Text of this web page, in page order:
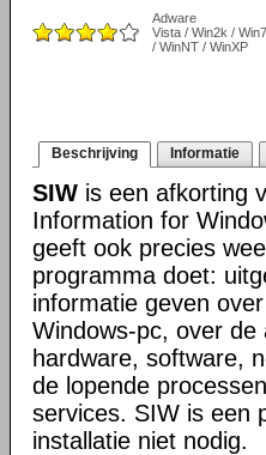
Adware
Vista / Win2k /
/ WinNT / WinXP
Beschrijving Informatie
SIW is een afkorting
Information for
geeft ook precies
programma doet:
informatie geven
Windows-pc, over de
hardware, software,
de lopende
services. SIW is een
installatie niet nodig.